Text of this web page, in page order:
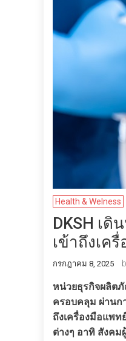
Health & Welness
DKSH เ
เข้าถึงเค
กรกฎาคม 8, 2025
หน่วยธุรกิจผลิต
ครอบคลุม ผ่านก
ถึงเครื่องมือแพท
ต่างๆ อาทิ สังคม